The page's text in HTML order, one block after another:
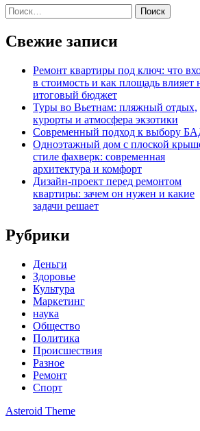
Найти:
Свежие записи
Ремонт квартиры под ключ: что
в стоимость и как площадь влияет
итоговый бюджет
Туры во Вьетнам: пляжный отдых,
курорты и атмосфера экзотики
Современный подход к выбору
Одноэтажный дом с плоской
стиле фахверк: современная
архитектура и комфорт
Дизайн-проект перед ремонтом
квартиры: зачем он нужен и какие
задачи решает
Рубрики
Деньги
Здоровье
Культура
Маркетинг
наука
Общество
Политика
Происшествия
Разное
Ремонт
Спорт
Asteroid Theme